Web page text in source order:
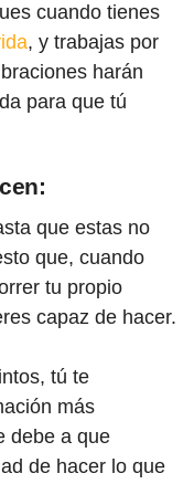
cuando tienes
, y trabajas por
harán
para que tú
que estas no
que, cuando
tu propio
capaz de hacer.
tú te
más
debe a que
de hacer lo que